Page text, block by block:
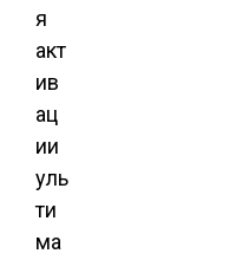
я
акт
ив
ац
ии
уль
ти
ма